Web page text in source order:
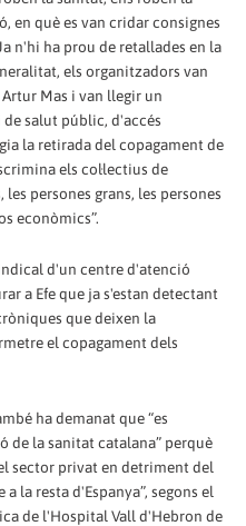
en què es van cridar consignes
n'hi ha prou de retallades en la
els organitzadors van
Mas i van llegir un
salut públic, d'accés
la retirada del copagament de
els col·lectius de
persones grans, les persones
econòmics”.
d'un centre d'atenció
a Efe que ja s'estan detectant
que deixen la
el copagament dels
ha demanat que “es
de la sanitat catalana” perquè
sector privat en detriment del
la resta d'Espanya”, segons el
de l'Hospital Vall d'Hebron de